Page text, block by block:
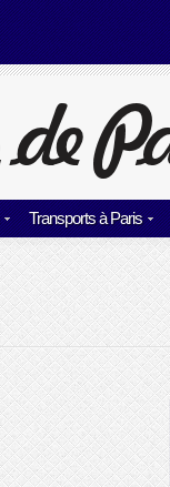
Transports à Paris